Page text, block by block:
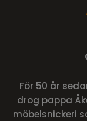
För 50 år
drog pappa
möbelsnickeri